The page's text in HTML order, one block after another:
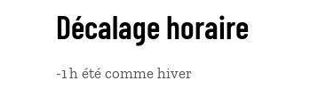
Décalage horaire
-1 h été comme hiver